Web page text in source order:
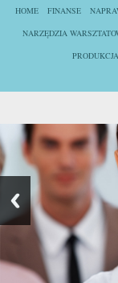
HOME FINANSE
NARZĘDZIA
PRODUKCJA